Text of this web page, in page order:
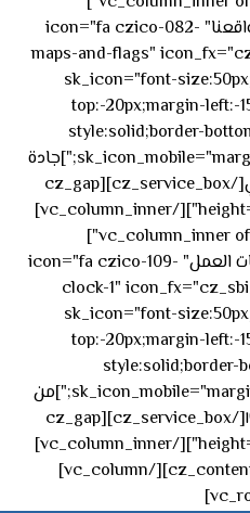
[cz_service_box title="مواقعنا" icon="fa czico-082-
maps-and-flags"
sk_icon="font-
top:-20px;margin-left:-
style:solid;border-
sk_icon_mobile="margin-right:0px;margin-left:0px;"]جادة
الشيخ محمد بن راشد – دبي[/cz_service_box][cz_gap
height="0px" height_tablet="50px"][/vc_column_inner]
[vc_column_inner offset="vc_col-md-4"]
[cz_service_box title="ساعات العمل" icon="fa czico-109-
clock-1"
sk_icon="font-
top:-20px;margin-left:-
style:solid;border-
sk_icon_mobile="margin-right:0px;margin-left:0px;"]من
الاثنين إلى الجمعة ٩:٠٠ - ١٧:٠٠[/cz_service_box][cz_gap
height="0px" height_tablet="50px"][/vc_column_inner]
[/vc_row_inner][/cz_content_box][/vc_column]